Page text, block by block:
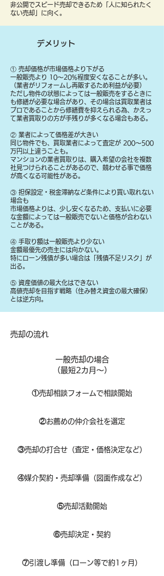
非公開でスピード売却できるため「人に知られたく
ない売却」に向く。
デメリット
① 売却価格が市場価格より下がる
一般販売より 10〜20%程度安くなることが多い。
（業者がリフォームし再販するため利益が必要）
ただし物件の状態によっては一般販売をするときに
も修繕が必要な場合があり、その場合は買取業者は
プロであることから修繕費を抑えられる為、かえっ
て業者買取りの方が手残りが多くなる場合もある。
② 業者によって価格差が大きい
同じ物件でも、買取業者によって査定が 200〜500
万円以上違うことも。
マンションの業者買取りは、購入希望の会社を複数
社見つけられることがあるので、競わせる事で価格
が高くなる可能性がある。
③ 担保設定・税金滞納など条件により買い取れない
場合も
​市場価格よりは、少し安くなるため、支払いに必要
な金額によっては一般販売でないと価格が合わない
ことがある。
④ 手取り額は一般販売より少ない
金額最優先の売主には向かない。
特にローン残債が多い場合は「残債不足リスク」が
出る。
⑤ 資産価値の最大化はできない
高値売却を目指す戦略（住み替え資金の最大確保）
とは逆方向。
​売却の流れ
一般売却の場合
​（最短2カ月～）
①​売却相談フォームで相談開始
②お薦めの仲介会社を選定
③売却の打合せ（査定・価格決定など）
④媒介契約・売却準備（図面作成など）
⑤売却活動開始
⑥売却決定・契約
⑦引渡し準備（ローン等で約1ヶ月）